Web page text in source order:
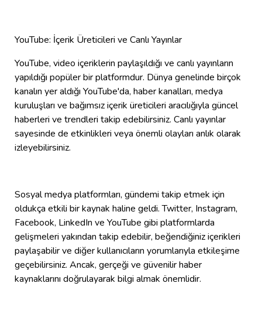
YouTube: İçerik Üreticileri ve Canlı Yayınlar
YouTube, video içeriklerin paylaşıldığı ve canlı yayınların
yapıldığı popüler bir platformdur. Dünya genelinde birçok
kanalın yer aldığı YouTube'da, haber kanalları, medya
kuruluşları ve bağımsız içerik üreticileri aracılığıyla güncel
haberleri ve trendleri takip edebilirsiniz. Canlı yayınlar
sayesinde de etkinlikleri veya önemli olayları anlık olarak
izleyebilirsiniz.
Sosyal medya platformları, gündemi takip etmek için
oldukça etkili bir kaynak haline geldi. Twitter, Instagram,
Facebook, LinkedIn ve YouTube gibi platformlarda
gelişmeleri yakından takip edebilir, beğendiğiniz içerikleri
paylaşabilir ve diğer kullanıcıların yorumlarıyla etkileşime
geçebilirsiniz. Ancak, gerçeği ve güvenilir haber
kaynaklarını doğrulayarak bilgi almak önemlidir.